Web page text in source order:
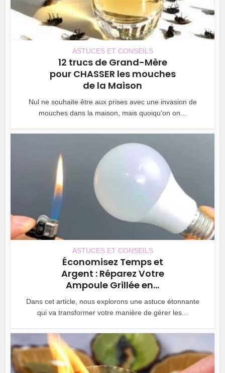
ASTUCES ET CONSEILS
12 trucs de Grand-Mère
pour CHASSER les mouches
de la Maison
Nul ne souhaite être aux prises avec une invasion de
mouches dans la maison, mais quoiqu’on on...
ASTUCES ET CONSEILS
Économisez Temps et
Argent : Réparez Votre
Ampoule Grillée en...
Dans cet article, nous explorons une astuce étonnante
qui va transformer votre manière de gérer les...